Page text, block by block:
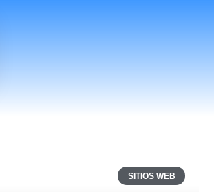
SITIOS WEB